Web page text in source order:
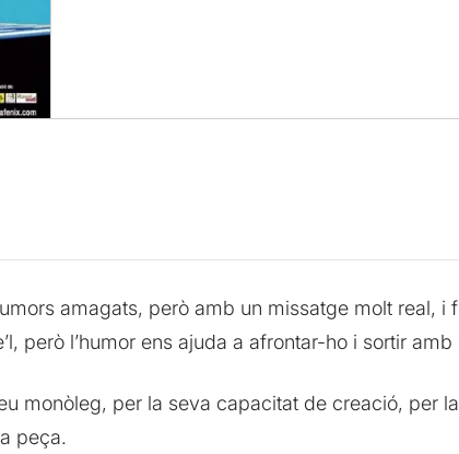
amagats, però amb un missatge molt real, i
però l’humor ens ajuda a afrontar-ho i sortir
monòleg, per la seva capacitat de creació, per
peça.